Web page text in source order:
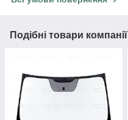
Подібні товари компанії